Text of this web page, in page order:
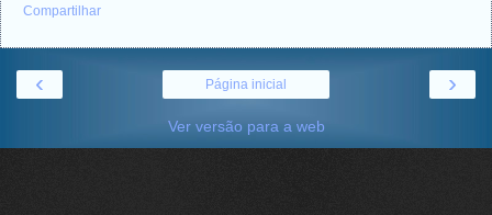
Compartilhar
‹ ›
Página inicial
Ver versão para a web